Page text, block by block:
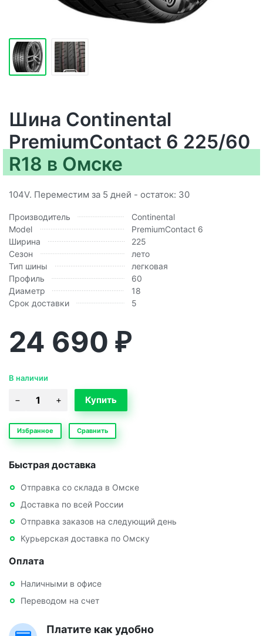
Шина Continental
PremiumContact 6 225/60
R18 в Омске
104V. Переместим за 5 дней - остаток: 30
Производитель
Continental
Model
PremiumContact 6
Ширина
225
Сезон
лето
Тип шины
легковая
Профиль
60
Диаметр
18
Срок доставки
5
24 690 ₽
В наличии
Избранное Сравнить
Быстрая доставка
Отправка со склада в Омске
Доставка по всей России
Отправка заказов на следующий день
Курьерская доставка по Омску
Оплата
Наличными в офисе
Переводом на счет
Платите как удобно